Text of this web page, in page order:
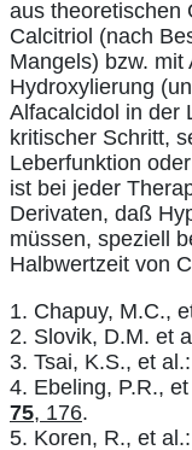
aus theoretischen
Calcitriol (nach
Mangels) bzw.
Hydroxylierung
Alfacalcidol in der
kritischer Schritt,
Leberfunktion
ist bei jeder
Derivaten, daß
müssen, speziell
Halbwertzeit von
1. Chapuy, M.C.,
2. Slovik, D.M. et
3. Tsai, K.S., et
4. Ebeling, P.R.,
75, 176.
5. Koren, R., et